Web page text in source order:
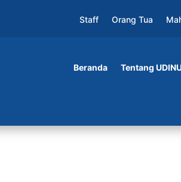
Staff Orang Tua
Beranda Tentang